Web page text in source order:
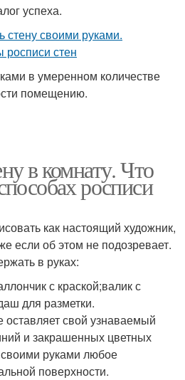
успеха.
в умеренном количестве
помещению.
в комнату. Что
росписи
как настоящий художник,
если об этом не подозревает.
в руках:
с краской;валик с
для разметки.
свой узнаваемый
и закрашенных цветных
руками любое
поверхности.